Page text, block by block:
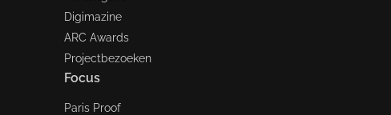
Digimazine
ARC Awards
Projectbezoeken
Focus
Paris Proof